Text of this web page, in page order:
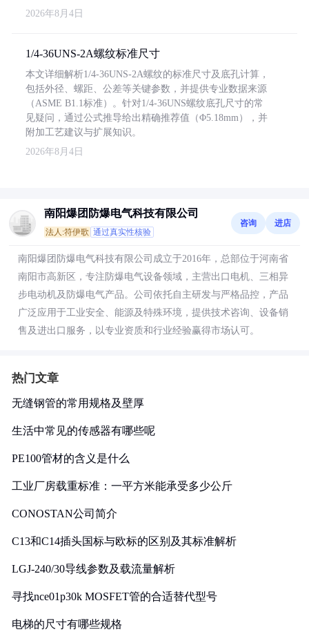
2026年8月4日
1/4-36UNS-2A螺纹标准尺寸
本文详细解析1/4-36UNS-2A螺纹的标准尺寸及底孔计算，
包括外径、螺距、公差等关键参数，并提供专业数据来源
（ASME B1.1标准）。针对1/4-36UNS螺纹底孔尺寸的常
见疑问，通过公式推导给出精确推荐值（Φ5.18mm），并
附加工艺建议与扩展知识。
2026年8月4日
南阳爆团防爆电气科技有限公司
法人:符伊歌 通过真实性核验
咨询 进店
南阳爆团防爆电气科技有限公司成立于2016年，总部位于河南省
南阳市高新区，专注防爆电气设备领域，主营出口电机、三相异
步电动机及防爆电气产品。公司依托自主研发与严格品控，产品
广泛应用于工业安全、能源及特殊环境，提供技术咨询、设备销
售及进出口服务，以专业资质和行业经验赢得市场认可。
热门文章
无缝钢管的常用规格及壁厚
生活中常见的传感器有哪些呢
PE100管材的含义是什么
工业厂房载重标准：一平方米能承受多少公斤
CONOSTAN公司简介
C13和C14插头国标与欧标的区别及其标准解析
LGJ-240/30导线参数及载流量解析
寻找nce01p30k MOSFET管的合适替代型号
电梯的尺寸有哪些规格